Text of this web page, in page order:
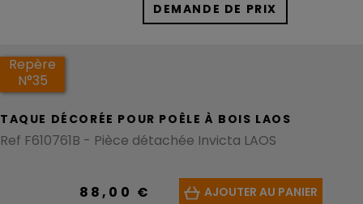
DEMANDE DE PRIX
Repère
N°35
TAQUE DÉCORÉE POUR POÊLE À BOIS LAOS
Ref F610761B - Pièce détachée Invicta LAOS
88,00 € AJOUTER AU PANIER